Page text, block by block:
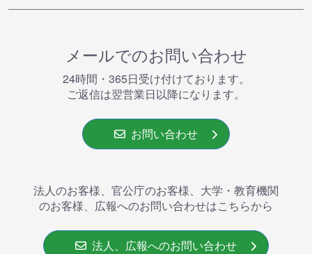
メールでのお問い合わせ
24時間・365⽇受け付けております。
ご返信は翌営業⽇以降になります。
お問い合わせ
法人のお客様、官公庁のお客様、大学・教育機関
のお客様、広報へのお問い合わせはこちらから
法人、広報へのお問い合わせ